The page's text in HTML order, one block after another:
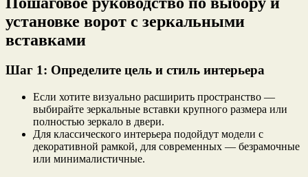
установке ворот с зеркальными
вставками
Шаг 1: Определите цель и стиль интерьера
Если хотите визуально расширить пространство —
выбирайте зеркальные вставки крупного размера или
полностью зеркало в двери.
Для классического интерьера подойдут модели с
декоративной рамкой, для современных — безрамочные
или минималистичные.